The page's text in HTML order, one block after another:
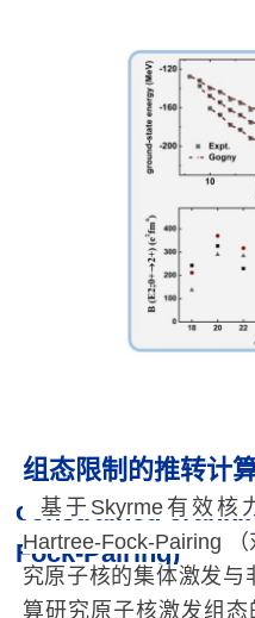
组态限制的推转计
constrained
Fock-Pairing)
基于Skyrme有效核
Hartree-Fock-Pairing
究原子核的集体激发与
算研究原子核激发组